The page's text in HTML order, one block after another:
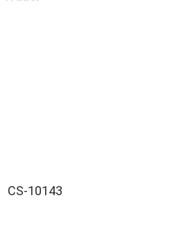
CS-10143